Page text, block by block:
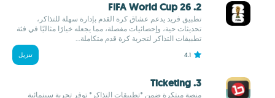
2. FIFA World Cup 26
تطبيق فريد يدعم عشاق كرة القدم بإدارة سهلة للتذاكر،
تحديثات حية، وإحصائيات مفصلة، مما يجعله خيارًا مثاليًا في فئة
تطبيقات التذاكر لتجربة كرة قدم متكاملة...
4.1 تنزيل
3. Ticketing
منصة مبتكرة ضمن *تطبيقات التذاكر* توفر تجربة سينمائية